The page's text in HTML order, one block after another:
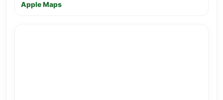
Apple Maps